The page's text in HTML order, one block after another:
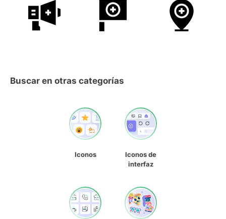
Buscar en otras categorías
Iconos
Iconos de
interfaz